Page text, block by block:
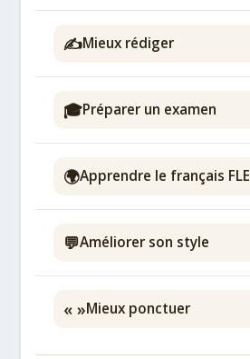
✍️Mieux rédiger
🎓Préparer un examen
🌍Apprendre le français FLE
💬Améliorer son style
« »Mieux ponctuer